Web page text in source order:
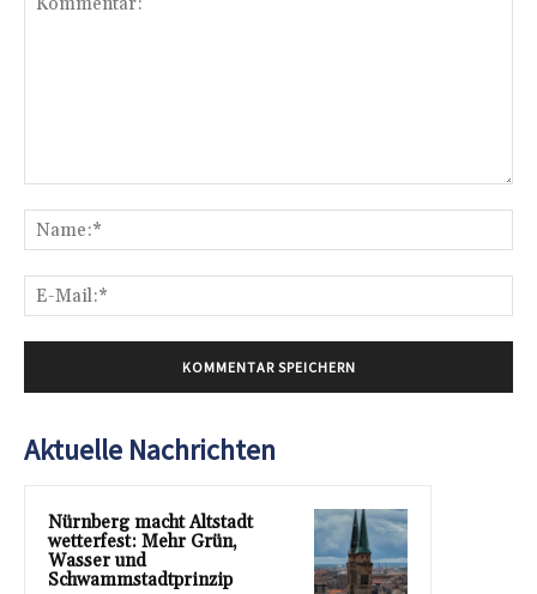
Aktuelle Nachrichten
Nürnberg macht Altstadt
wetterfest: Mehr Grün,
Wasser und
Schwammstadtprinzip